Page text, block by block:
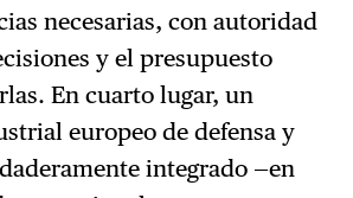
necesarias, con autoridad
y el presupuesto
En cuarto lugar, un
europeo de defensa y
integrado —en